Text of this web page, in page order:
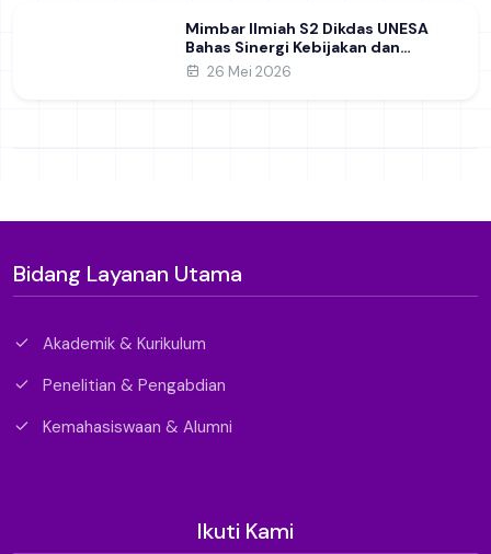
Mimbar Ilmiah S2 Dikdas UNESA
Bahas Sinergi Kebijakan dan
Pendidikan
26 Mei 2026
Bidang Layanan Utama
Akademik & Kurikulum
Penelitian & Pengabdian
Kemahasiswaan & Alumni
Ikuti Kami